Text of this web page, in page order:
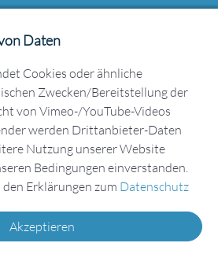
Daten
Cookies oder ähnliche
Zwecken/Bereitstellung der
von Vimeo-/YouTube-Videos
werden Drittanbieter-Daten
Nutzung unserer Website
Bedingungen einverstanden.
Erklärungen zum Datenschutz
Akzeptieren